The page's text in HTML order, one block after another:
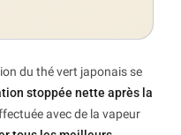
du thé vert japonais se
stoppée nette après la
avec de la vapeur